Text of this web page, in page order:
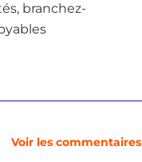
branchez-
Voir les commentaires